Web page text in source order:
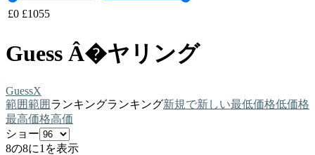
£0 £1055
Guess Â�ヤリング
GuessX
範囲範囲 ランキングランキング新規で新しい最低価格低価格
最高価格高価
ショー
8の8に1を表示